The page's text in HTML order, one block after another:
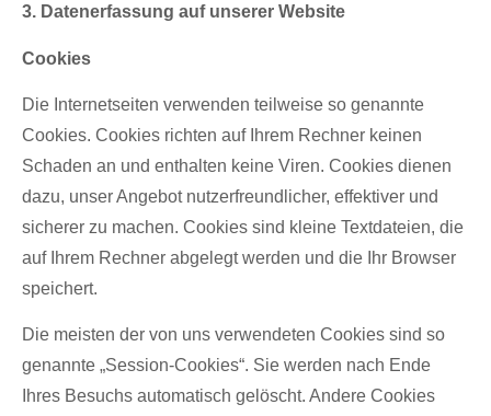
3. Datenerfassung auf unserer Website
Cookies
Die Internetseiten verwenden teilweise so genannte
Cookies. Cookies richten auf Ihrem Rechner keinen
Schaden an und enthalten keine Viren. Cookies dienen
dazu, unser Angebot nutzerfreundlicher, effektiver und
sicherer zu machen. Cookies sind kleine Textdateien, die
auf Ihrem Rechner abgelegt werden und die Ihr Browser
speichert.
Die meisten der von uns verwendeten Cookies sind so
genannte „Session-Cookies“. Sie werden nach Ende
Ihres Besuchs automatisch gelöscht. Andere Cookies